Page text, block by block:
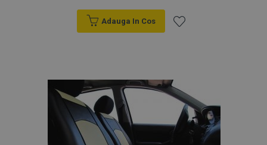
Adauga In Cos
Dorințe